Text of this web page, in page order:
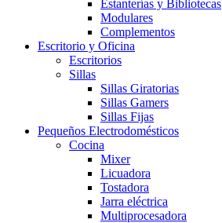
Estanterías y Bibliotecas
Modulares
Complementos
Escritorio y Oficina
Escritorios
Sillas
Sillas Giratorias
Sillas Gamers
Sillas Fijas
Pequeños Electrodomésticos
Cocina
Mixer
Licuadora
Tostadora
Jarra eléctrica
Multiprocesadora